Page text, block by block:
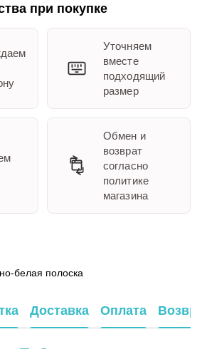
при покупке
Уточняем
вместе
подходящий
размер
Обмен и
возврат
согласно
политике
магазина
белая полоска
Доставка Оплата